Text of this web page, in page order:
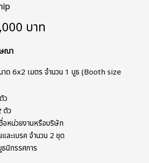
บาท
ษณา
าด 6x2 เมตร จำนวน 1 บูธ (Booth size
ว
ตัว
อหน่วยงานหรือบริษัท
ละเบรค จำนวน 2 ชุด
ธนิทรรศการ